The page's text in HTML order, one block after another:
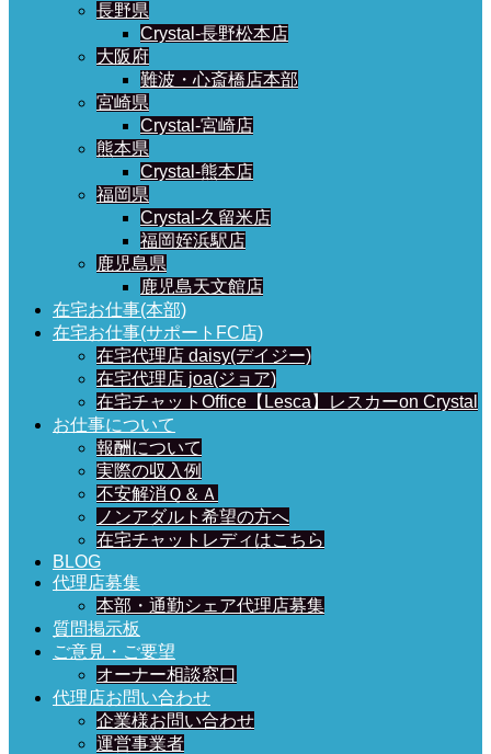
長野県
Crystal-長野松本店
大阪府
難波・心斎橋店本部
宮崎県
Crystal-宮崎店
熊本県
Crystal-熊本店
福岡県
Crystal-久留米店
福岡姪浜駅店
鹿児島県
鹿児島天文館店
在宅お仕事(本部)
在宅お仕事(サポートFC店)
在宅代理店 daisy(デイジー)
在宅代理店 joa(ジョア)
在宅チャットOffice【Lesca】レスカーon Crystal
お仕事について
報酬について
実際の収入例
不安解消Ｑ＆Ａ
ノンアダルト希望の方へ
在宅チャットレディはこちら
BLOG
代理店募集
本部・通勤シェア代理店募集
質問掲示板
ご意見・ご要望
オーナー相談窓口
代理店お問い合わせ
企業様お問い合わせ
運営事業者